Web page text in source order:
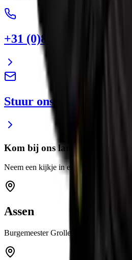
+31 (0)88 13 43 600
Stuur ons een e-mail
Kom bij ons langs
Neem een kijkje in een van onze
Assen
Burgemeester Grollemanweg 12a